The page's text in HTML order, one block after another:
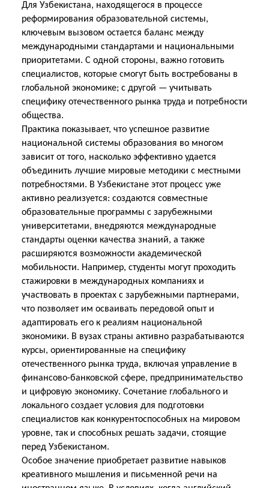
Для Узбекистана, находящегося в процессе
реформирования образовательной системы,
ключевым вызовом остается баланс между
международными стандартами и национальными
приоритетами. С одной стороны, важно готовить
специалистов, которые смогут быть востребованы в
глобальной экономике; с другой — учитывать
специфику отечественного рынка труда и потребности
общества.
Практика показывает, что успешное развитие
национальной системы образования во многом
зависит от того, насколько эффективно удается
объединить лучшие мировые методики с местными
потребностями. В Узбекистане этот процесс уже
активно реализуется: создаются совместные
образовательные программы с зарубежными
университетами, внедряются международные
стандарты оценки качества знаний, а также
расширяются возможности академической
мобильности. Например, студенты могут проходить
стажировки в международных компаниях и
участвовать в проектах с зарубежными партнерами,
что позволяет им осваивать передовой опыт и
адаптировать его к реалиям национальной
экономики. В вузах страны активно разрабатываются
курсы, ориентированные на специфику
отечественного рынка труда, включая управление в
финансово-банковской сфере, предпринимательство
и цифровую экономику. Сочетание глобального и
локального создает условия для подготовки
специалистов как конкурентоспособных на мировом
уровне, так и способных решать задачи, стоящие
перед Узбекистаном.
Особое значение приобретает развитие навыков
креативного мышления и письменной речи на